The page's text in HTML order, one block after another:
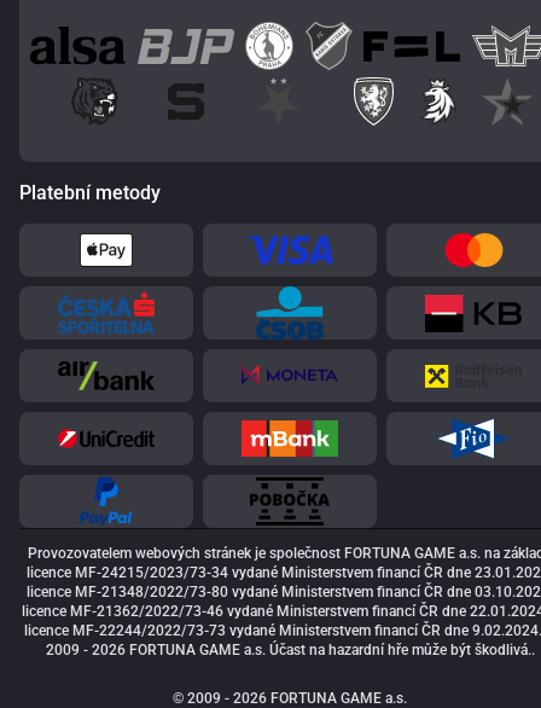
Platební metody
Provozovatelem webových stránek je společnost FORTUNA GAME a.s. na
licence MF-24215/2023/73-34 vydané Ministerstvem financí ČR dne
licence MF-21348/2022/73-80 vydané Ministerstvem financí ČR dne
licence MF-21362/2022/73-46 vydané Ministerstvem financí ČR dne
licence MF-22244/2022/73-73 vydané Ministerstvem financí ČR dne
2009 - 2026 FORTUNA GAME a.s. Účast na hazardní hře může být škodlivá..
© 2009 - 2026 FORTUNA GAME a.s.